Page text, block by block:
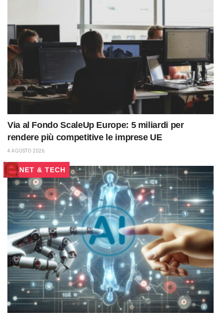
Via al Fondo ScaleUp Europe: 5 miliardi per
rendere più competitive le imprese UE
4 AGOSTO 2026
NET & TECH